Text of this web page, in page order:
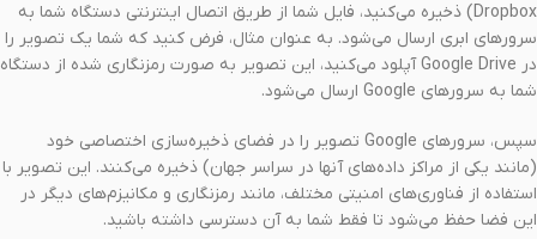
Dropbox) ذخیره می‌کنید، فایل شما از طریق اتصال اینترنتی دستگاه شما به
سرورهای ابری ارسال می‌شود. به عنوان مثال، فرض کنید که شما یک تصویر را
در Google Drive آپلود می‌کنید، این تصویر به صورت رمزنگاری شده از دستگاه
شما به سرورهای Google ارسال می‌شود.
سپس، سرورهای Google تصویر را در فضای ذخیره‌سازی اختصاصی خود
(مانند یکی از مراکز داده‌های آنها در سراسر جهان) ذخیره می‌کنند. این تصویر با
استفاده از فناوری‌های امنیتی مختلف، مانند رمزنگاری و مکانیزم‌های دیگر در
این فضا حفظ می‌شود تا فقط شما به آن دسترسی داشته باشید.